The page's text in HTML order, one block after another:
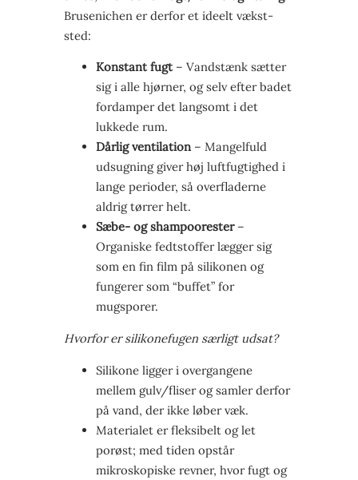
Brusenichen er derfor et ideelt vækst­
sted:
Konstant fugt– Vandstænk sætter
sig i alle hjørner, og selv efter badet
fordamper det langsomt i det
lukkede rum.
Dårlig ventilation– Mangelfuld
udsugning giver høj luftfugtighed i
lange perioder, så overfladerne
aldrig tørrer helt.
Sæbe- og shampoo­rester–
Organiske fedtstoffer lægger sig
som en fin film på silikonen og
fungerer som “buffet” for
mugsporer.
Hvorfor er silikonefugen særligt udsat?
Silikone ligger i overgangene
mellem gulv/fliser og samler derfor
på vand, der ikke løber væk.
Materialet er fleksibelt og let
porøst; med tiden opstår
mikroskopiske revner, hvor fugt og